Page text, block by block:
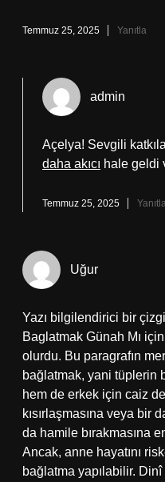
Temmuz 25, 2025 Yanıtla
admin
Açelya! Sevgili
daha akıcı hale geldi
Temmuz 25, 2025
Uğur
Yazı bilgilendirici bir
Baglatmak Günah Mı
olurdu. Bu paragrafın
bağlatmak, yani tüplerin
hem de erkek için caiz
kısırlaşmasına veya bir
da hamile bırakmasına
Ancak, anne hayatını
bağlatma yapılabilir.